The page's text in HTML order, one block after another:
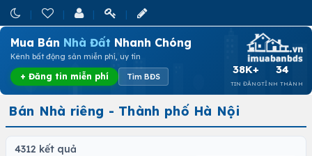
Mua Bán Nhà Đất Nhanh Chóng
Kênh bất động sản miễn phí, uy tín
+ Đăng tin miễn phí Tìm BĐS
38K+
TIN ĐĂNG
34
TỈNH THÀNH
Bán Nhà riêng - Thành phố Hà Nội
4312 kết quả